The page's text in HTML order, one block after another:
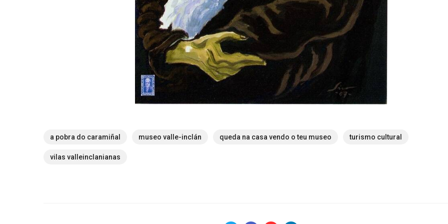
a pobra do caramiñal museo valle-inclán queda na casa vendo o teu museo turismo cultural
vilas valleinclanianas